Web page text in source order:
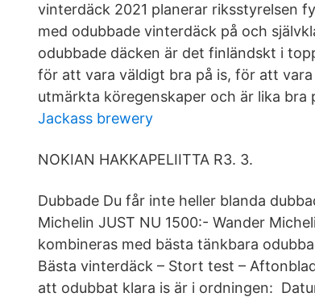
vinterdäck 2021 planerar riksstyrelsen
med odubbade vinterdäck på och
odubbade däcken är det finländskt i
för att vara väldigt bra på is, för att
utmärkta köregenskaper och är lika bra
Jackass brewery
NOKIAN HAKKAPELIITTA R3. 3.
Dubbade Du får inte heller blanda
Michelin JUST NU 1500:- Wander
kombineras med bästa tänkbara
Bästa vinterdäck – Stort test –
att odubbat klara is är i ordningen: